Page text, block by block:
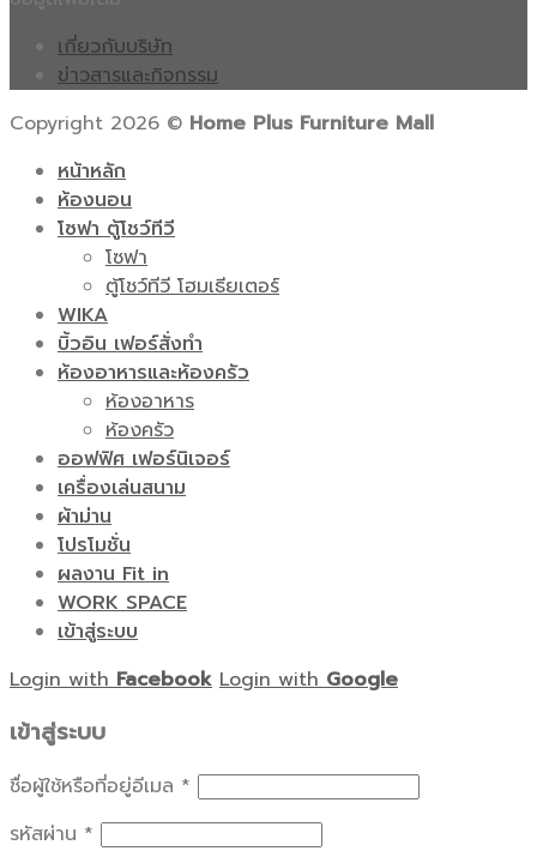
เกี่ยวกับบริษัท
ข่าวสารและกิจกรรม
Copyright 2026 © Home Plus Furniture Mall
หน้าหลัก
ห้องนอน
โซฟา ตู้โชว์ทีวี
โซฟา
ตู้โชว์ทีวี โฮมเธียเตอร์
WIKA
บิ้วอิน เฟอร์สั่งทำ
ห้องอาหารและห้องครัว
ห้องอาหาร
ห้องครัว
ออฟฟิศ เฟอร์นิเจอร์
เครื่องเล่นสนาม
ผ้าม่าน
โปรโมชั่น
ผลงาน Fit in
WORK SPACE
เข้าสู่ระบบ
Login with Facebook Login with Google
เข้าสู่ระบบ
ชื่อผู้ใช้หรือที่อยู่อีเมล *
รหัสผ่าน *